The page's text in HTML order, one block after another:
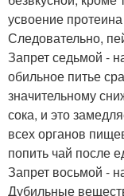
усвоение
Следовательно,
Запрет седьмой -
обильное питье
значительному
сока, и это
всех органов
попить чай после
Запрет восьмой -
Дубильные